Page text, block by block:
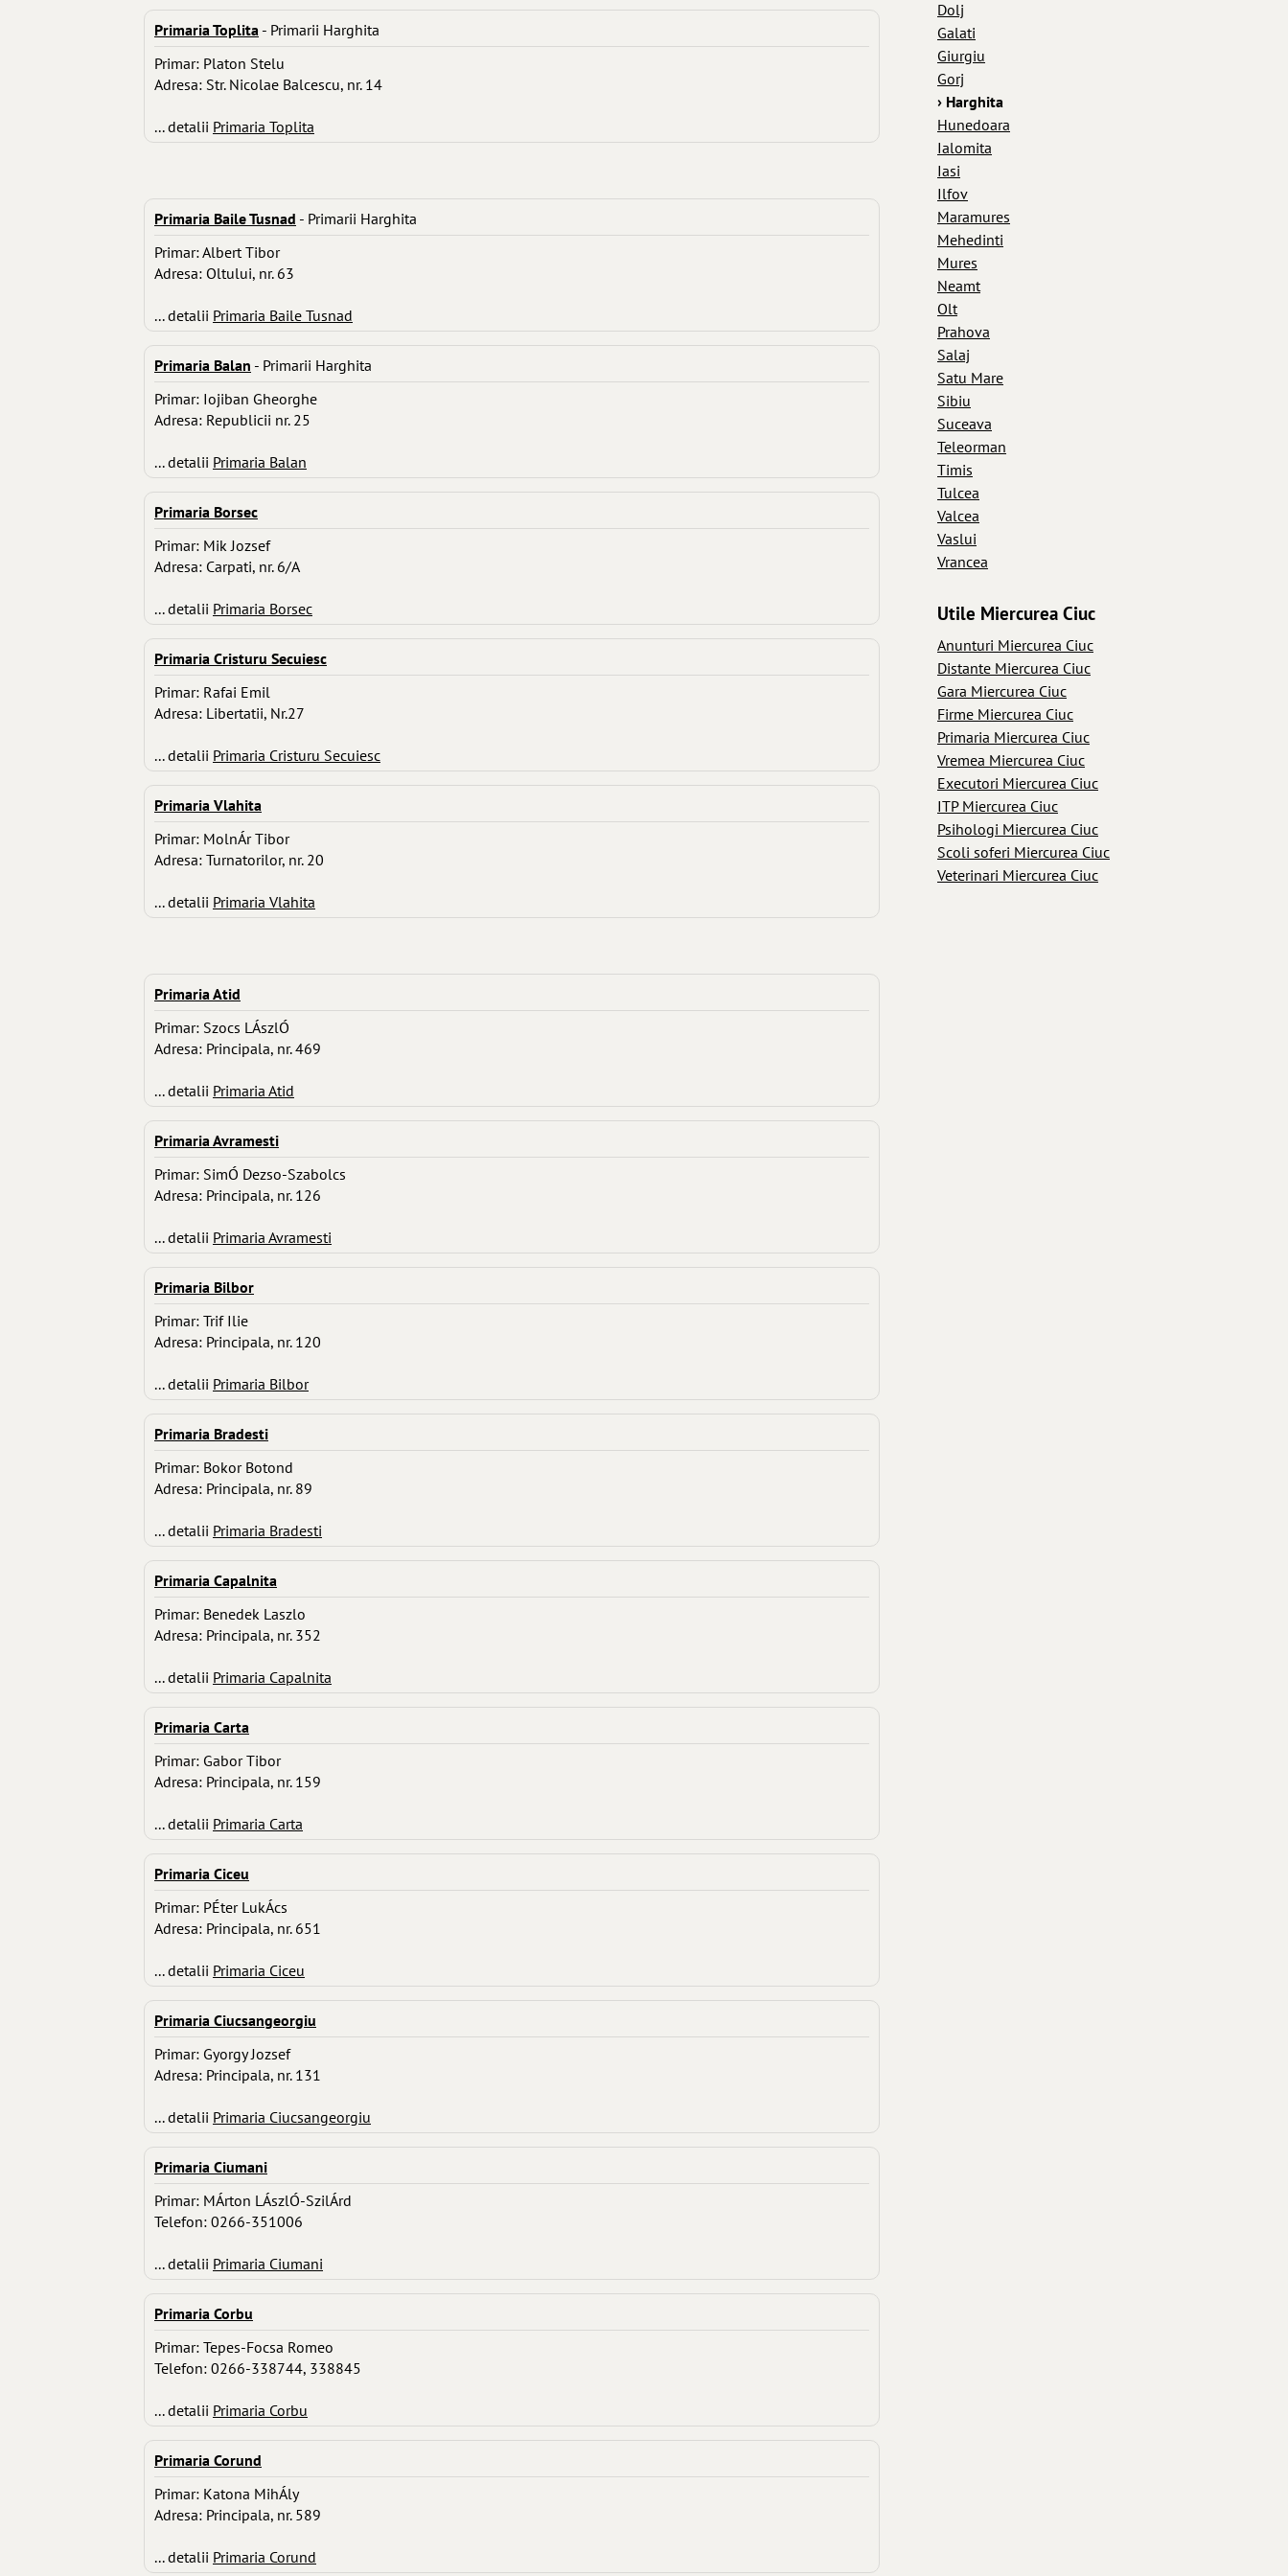
Primaria Toplita - Primarii Harghita
Primar: Platon Stelu
Adresa: Str. Nicolae Balcescu, nr. 14
... detalii Primaria Toplita
Primaria Baile Tusnad - Primarii Harghita
Primar: Albert Tibor
Adresa: Oltului, nr. 63
... detalii Primaria Baile Tusnad
Primaria Balan - Primarii Harghita
Primar: Iojiban Gheorghe
Adresa: Republicii nr. 25
... detalii Primaria Balan
Primaria Borsec
Primar: Mik Jozsef
Adresa: Carpati, nr. 6/A
... detalii Primaria Borsec
Primaria Cristuru Secuiesc
Primar: Rafai Emil
Adresa: Libertatii, Nr.27
... detalii Primaria Cristuru Secuiesc
Primaria Vlahita
Primar: MolnÁr Tibor
Adresa: Turnatorilor, nr. 20
... detalii Primaria Vlahita
Primaria Atid
Primar: Szocs LÁszlÓ
Adresa: Principala, nr. 469
... detalii Primaria Atid
Primaria Avramesti
Primar: SimÓ Dezso-Szabolcs
Adresa: Principala, nr. 126
... detalii Primaria Avramesti
Primaria Bilbor
Primar: Trif Ilie
Adresa: Principala, nr. 120
... detalii Primaria Bilbor
Primaria Bradesti
Primar: Bokor Botond
Adresa: Principala, nr. 89
... detalii Primaria Bradesti
Primaria Capalnita
Primar: Benedek Laszlo
Adresa: Principala, nr. 352
... detalii Primaria Capalnita
Primaria Carta
Primar: Gabor Tibor
Adresa: Principala, nr. 159
... detalii Primaria Carta
Primaria Ciceu
Primar: PÉter LukÁcs
Adresa: Principala, nr. 651
... detalii Primaria Ciceu
Primaria Ciucsangeorgiu
Primar: Gyorgy Jozsef
Adresa: Principala, nr. 131
... detalii Primaria Ciucsangeorgiu
Primaria Ciumani
Primar: MÁrton LÁszlÓ-SzilÁrd
Telefon: 0266-351006
... detalii Primaria Ciumani
Primaria Corbu
Primar: Tepes-Focsa Romeo
Telefon: 0266-338744, 338845
... detalii Primaria Corbu
Primaria Corund
Primar: Katona MihÁly
Adresa: Principala, nr. 589
... detalii Primaria Corund
Dolj
Galati
Giurgiu
Gorj
› Harghita
Hunedoara
Ialomita
Iasi
Ilfov
Maramures
Mehedinti
Mures
Neamt
Olt
Prahova
Salaj
Satu Mare
Sibiu
Suceava
Teleorman
Timis
Tulcea
Valcea
Vaslui
Vrancea
Utile Miercurea Ciuc
Anunturi Miercurea Ciuc
Distante Miercurea Ciuc
Gara Miercurea Ciuc
Firme Miercurea Ciuc
Primaria Miercurea Ciuc
Vremea Miercurea Ciuc
Executori Miercurea Ciuc
ITP Miercurea Ciuc
Psihologi Miercurea Ciuc
Scoli soferi Miercurea Ciuc
Veterinari Miercurea Ciuc